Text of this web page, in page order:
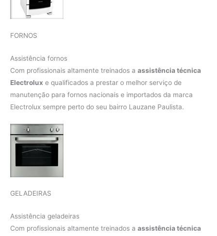
FORNOS
Assistência fornos
Com profissionais altamente treinados aassistência técnica
Electrolux e qualificados a prestar o melhor serviço de
manutenção para fornos nacionais e importados da marca
Electrolux sempre perto do seu bairro Lauzane Paulista.
GELADEIRAS
Assistência geladeiras
Com profissionais altamente treinados aassistência técnica